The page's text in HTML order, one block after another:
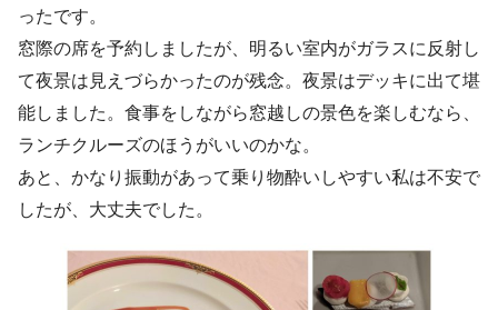
ったです。
窓際の席を予約しましたが、明るい室内がガラスに反射し
て夜景は見えづらかったのが残念。夜景はデッキに出て堪
能しました。食事をしながら窓越しの景色を楽しむなら、
ランチクルーズのほうがいいのかな。
あと、かなり振動があって乗り物酔いしやすい私は不安で
したが、大丈夫でした。